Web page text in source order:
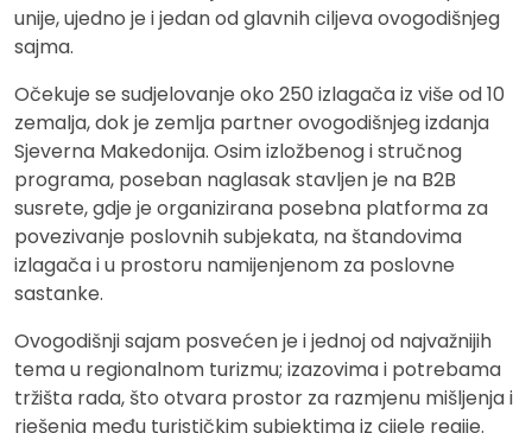
unije, ujedno je i jedan od glavnih ciljeva ovogodišnjeg
sajma.
Očekuje se sudjelovanje oko 250 izlagača iz više od 10
zemalja, dok je zemlja partner ovogodišnjeg izdanja
Sjeverna Makedonija. Osim izložbenog i stručnog
programa, poseban naglasak stavljen je na B2B
susrete, gdje je organizirana posebna platforma za
povezivanje poslovnih subjekata, na štandovima
izlagača i u prostoru namijenjenom za poslovne
sastanke.
Ovogodišnji sajam posvećen je i jednoj od najvažnijih
tema u regionalnom turizmu; izazovima i potrebama
tržišta rada, što otvara prostor za razmjenu mišljenja i
rješenja među turističkim subjektima iz cijele regije.